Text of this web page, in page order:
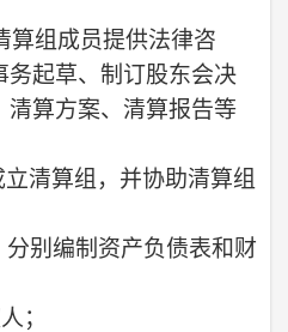
算组成员提供法律咨
务起草、制订股东会决
清算方案、清算报告等
清算组，并协助清算组
别编制资产负债表和财
；